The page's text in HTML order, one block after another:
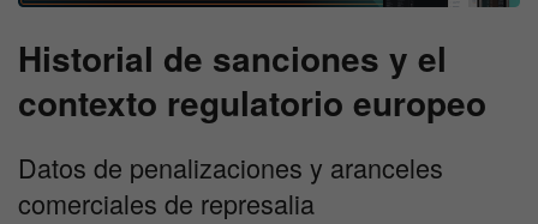
Historial de sanciones y el
contexto regulatorio europeo
Datos de penalizaciones y aranceles
comerciales de represalia